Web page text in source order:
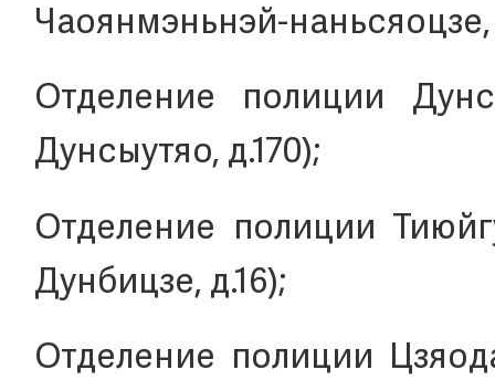
Чаоянмэньнэй-наньсяоцзе,
Отделение полиции
Дунсыутяо, д.170);
Отделение полиции
Дунбицзе, д.16);
Отделение полиции